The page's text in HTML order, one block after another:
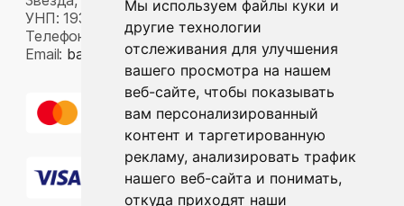
Мы используем файлы куки и
другие технологии
отслеживания для улучшения
вашего просмотра на нашем
веб-сайте, чтобы показывать
вам персонализированный
контент и таргетированную
рекламу, анализировать трафик
нашего веб-сайта и понимать,
откуда приходят наши
УНП: 193815124
Телефон:
+375 33 392 66 63
Email: babylook.gm@gmail.com .